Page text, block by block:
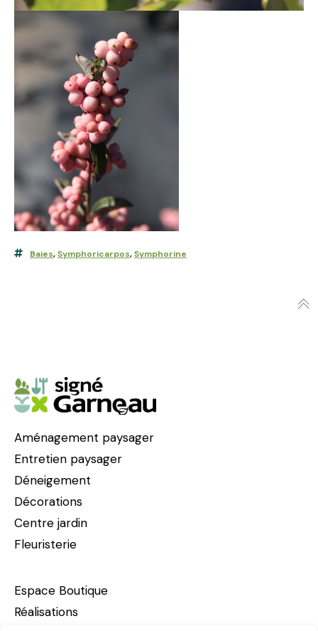
Baies,Symphoricarpos,Symphorine
Aménagement paysager
Entretien paysager
Déneigement
Décorations
Centre jardin
Fleuristerie
Espace Boutique
Réalisations